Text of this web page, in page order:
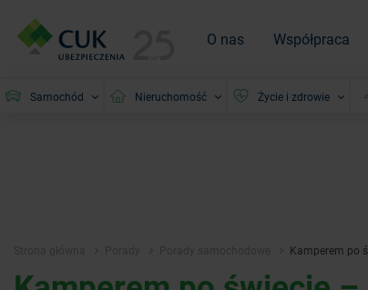
O nas Współpraca
Samochód Nieruchomość Życie i zdrowie
Kamperem po